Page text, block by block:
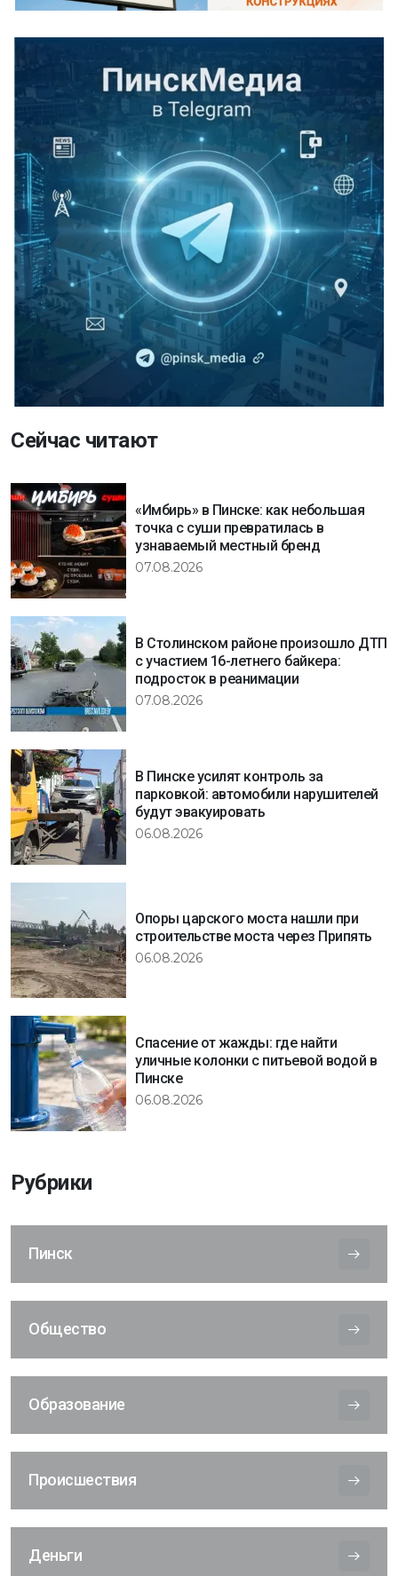
Сейчас читают
«Имбирь» в Пинске: как небольшая
точка с суши превратилась в
узнаваемый местный бренд
07.08.2026
В Столинском районе произошло ДТП
с участием 16-летнего байкера:
подросток в реанимации
07.08.2026
В Пинске усилят контроль за
парковкой: автомобили нарушителей
будут эвакуировать
06.08.2026
Опоры царского моста нашли при
строительстве моста через Припять
06.08.2026
Спасение от жажды: где найти
уличные колонки с питьевой водой в
Пинске
06.08.2026
Рубрики
Пинск
Общество
Образование
Происшествия
Деньги